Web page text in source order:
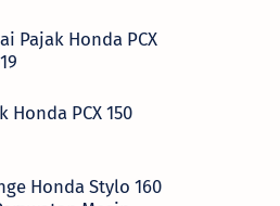
Pajak Honda PCX
Honda PCX 150
Honda Stylo 160